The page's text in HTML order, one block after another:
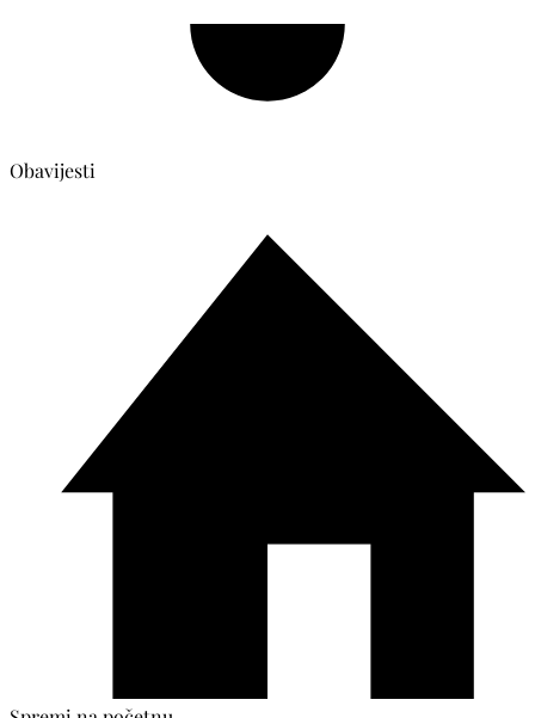
Obavijesti